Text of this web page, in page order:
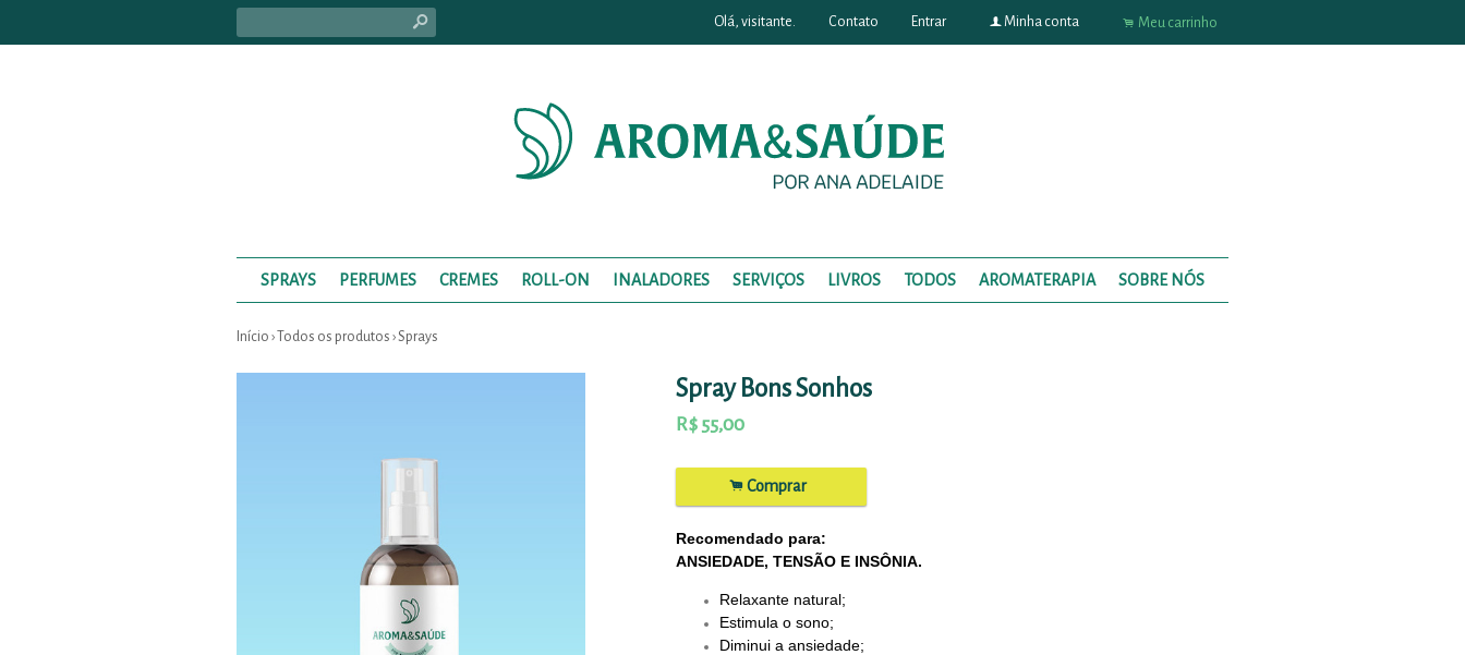
s Olá, visitante. Contato Entrar fMinha conta . Meu carrinho
SPRAYS PERFUMES CREMES ROLL-ON INALADORES SERVIÇOS LIVROS TODOS AROMATERAPIA SOBRE NÓS
Início › Todos os produtos ›Sprays
Spray Bons Sonhos
R$ 55,00
.Comprar
Recomendado para:
ANSIEDADE, TENSÃO E INSÔNIA.
Relaxante natural;
Estimula o sono;
Diminui a ansiedade;